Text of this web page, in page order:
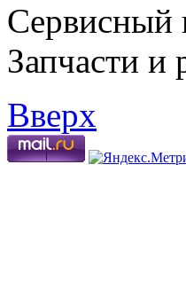
Сервисный
Запчасти и
Вверх